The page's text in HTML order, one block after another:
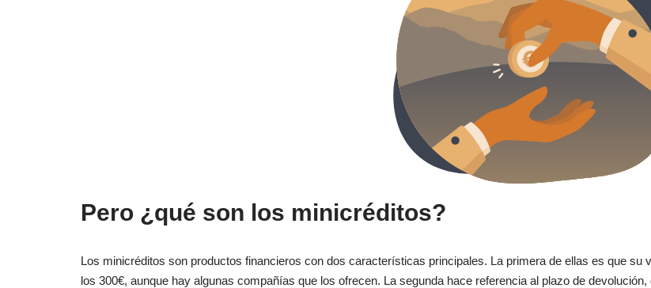
Pero ¿qué son los minicréditos?
Los minicréditos son productos financieros con dos características principales. La primera de ellas es que
los 300€, aunque hay algunas compañías que los ofrecen. La segunda hace referencia al plazo de